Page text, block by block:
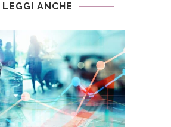
LEGGI ANCHE